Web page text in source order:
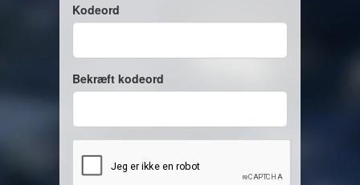
Kodeord
Bekræft kodeord